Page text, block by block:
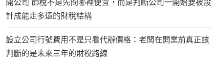
開公司 節稅不是先問哪裡便宜，而是判斷公司一開始要被設
計成能走多遠的財稅結構
設立公司行號費用不是只看代辦價格：老闆在開業前真正該
判斷的是未來三年的財稅路線